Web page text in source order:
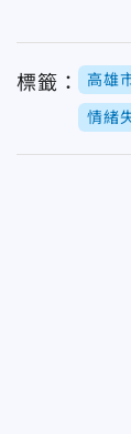
標籤： 高雄
情緒